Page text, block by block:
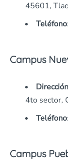
45601,
Teléfono
Campus
Dirección
4to sector,
Teléfono
Campus